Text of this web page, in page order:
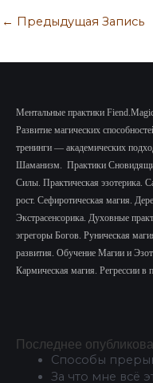
← Предыдущая Запись
Ментальные практики
Развитие магических
тренинги — академических
Шаманизм.
Практики
Силы. Практическая эзотерика.
рост. Сефиротическая магия.
Экстрасенсорика. Духовные
эгрегоры Богов. Руническая
развития. Обучение Магии и
Кармическая магия. Регрессии
Последнее
Способы
За что мне всё